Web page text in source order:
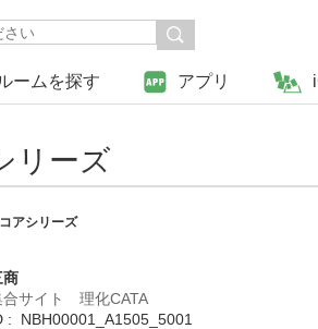
ームを探す アプリ
リーズ
アシリーズ
商
合サイト 理化CATA
: NBH00001_A1505_5001